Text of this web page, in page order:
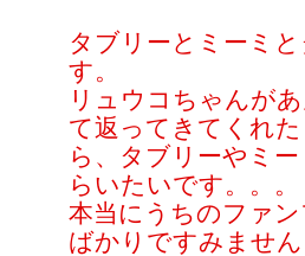
タブリーとミーミ
す。
リュウコちゃんが
て返ってきてくれ
ら、タブリーやミ
らいたいです。。。
本当にうちのファ
ばかりですみませ